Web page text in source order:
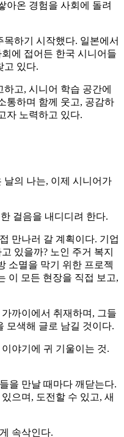
아온 경험을 사회에 돌려
하기 시작했다. 일본에서
에 접어든 한국 시니어들
고 있다.
고, 시니어 학습 공간에
통하며 함께 웃고, 공감하
자 노력하고 있다.
날의 나는, 이제 시니어가
걸음을 내디디려 한다.
만나러 갈 계획이다. 기업
있을까? 노인 주거 복지
소멸을 막기 위한 프로젝
이 모든 현장을 직접 보고,
까이에서 취재하며, 그들
모색해 글로 남길 것이다.
야기에 귀 기울이는 것.
을 만날 때마다 깨닫는다.
으며, 도전할 수 있고, 새
속삭인다.